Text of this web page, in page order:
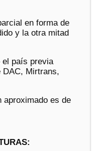
en forma de
y la otra mitad
el país previa
DAC, Mirtrans,
aproximado es de